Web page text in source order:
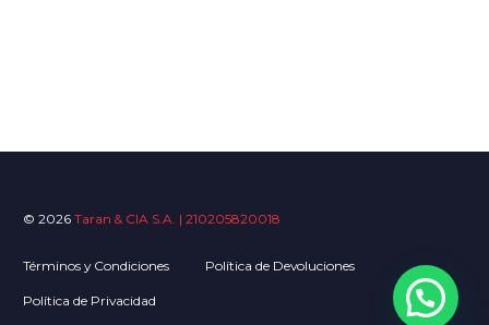
© 2026 Taran & CIA S.A. | 210205820018
Términos y Condiciones Política de Devoluciones
Política de Privacidad